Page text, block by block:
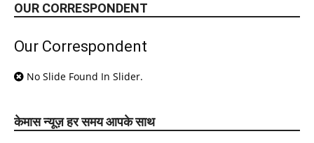
OUR CORRESPONDENT
Our Correspondent
No Slide Found In Slider.
केमास न्यूज़ हर समय आपके साथ